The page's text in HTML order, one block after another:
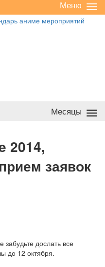
/
Меню
Месяцы
2014,
заявок
забудьте дослать все
до 12 октября.